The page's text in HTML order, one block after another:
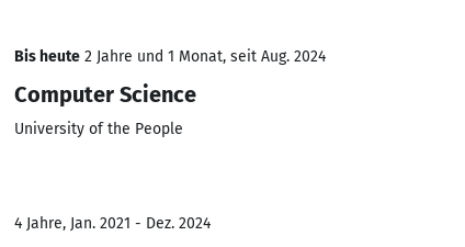
Bis heute 2 Jahre und 1 Monat, seit Aug. 2024
Computer Science
University of the People
4 Jahre, Jan. 2021 - Dez. 2024